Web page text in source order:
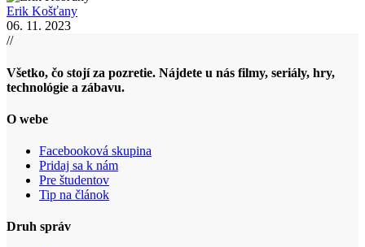
Erik Košťany
06. 11. 2023
//
Všetko, čo stojí za pozretie. Nájdete u nás filmy, seriály, hry,
technológie a zábavu.
O webe
Facebooková skupina
Pridaj sa k nám
Pre študentov
Tip na článok
Druh správ